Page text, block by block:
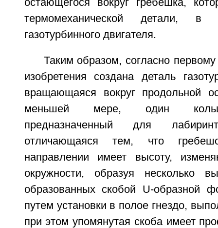
остающегося вокруг гребешка,
термомеханической детали, в
газотурбинного двигателя.
Таким образом, согласно
изобретения создана деталь
вращающаяся вокруг продольной
меньшей мере, один
предназначенный для
отличающаяся тем, что
направлении имеет высоту,
окружности, образуя несколько
образованных скобой U-образной
путем установки в полое гнездо,
при этом упомянутая скоба имеет